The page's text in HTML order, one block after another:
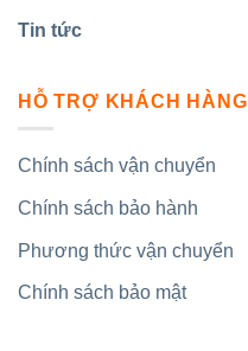
Tin tức
HỖ TRỢ KHÁCH HÀNG
Chính sách vận chuyển
Chính sách bảo hành
Phương thức vận chuyển
Chính sách bảo mật